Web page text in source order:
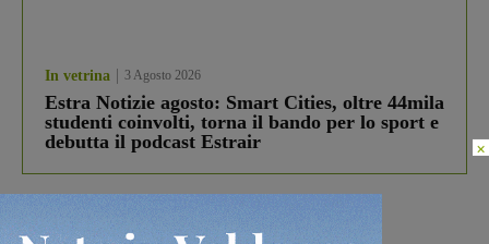
In vetrina 3 Agosto 2026
Estra Notizie agosto: Smart Cities, oltre 44mila
studenti coinvolti, torna il bando per lo sport e
debutta il podcast Estrair
×